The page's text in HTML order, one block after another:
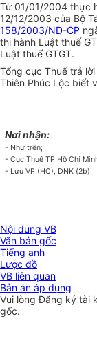
Từ 01/01/2004 thực
12/12/2003 của Bộ
158/2003/NĐ-CP
thi hành Luật thuế
Luật thuế GTGT.
Tổng cục Thuế trả
Thiên Phúc Lộc biết
Nơi nhận:
- Như trên;
- Cục Thuế TP Hồ Chí
- Lưu VP (HC), DNK (2b).
Nội dung VB
Văn bản gốc
Tiếng anh
Lược đồ
VB liên quan
Bản án áp dụng
Vui lòngĐăng ký tài
gốc.